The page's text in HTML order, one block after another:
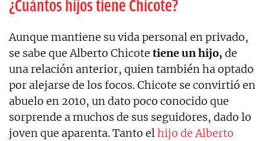
¿Cuántos hijos tiene Chicote?
Aunque mantiene su vida personal en privado,
se sabe que Alberto Chicote tiene un hijo, de
una relación anterior, quien también ha optado
por alejarse de los focos. Chicote se convirtió en
abuelo en 2010, un dato poco conocido que
sorprende a muchos de sus seguidores, dado lo
joven que aparenta. Tanto elhijo de Alberto